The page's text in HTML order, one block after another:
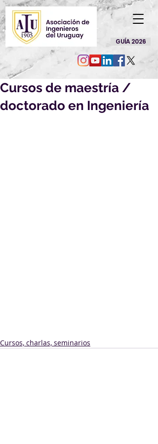
GUÍA 2026
Cursos de maestría /
doctorado en Ingeniería
Cursos, charlas, seminarios